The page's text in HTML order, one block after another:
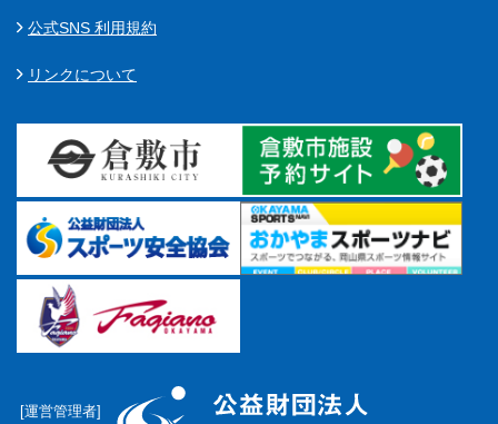
公式SNS 利用規約
リンクについて
[運営管理者]